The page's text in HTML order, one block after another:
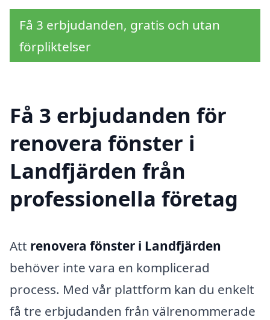
Få 3 erbjudanden, gratis och utan
förpliktelser
Få 3 erbjudanden för
renovera fönster i
Landfjärden från
professionella företag
Att renovera fönster i Landfjärden
behöver inte vara en komplicerad
process. Med vår plattform kan du enkelt
få tre erbjudanden från välrenommerade